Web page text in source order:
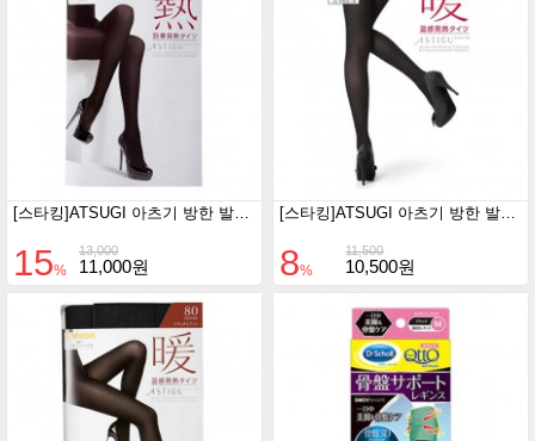
[스타킹]ATSUGI 아츠기 방한 발열 타이즈 熱（열）180D (M-L/블랙)
13,000
15% 11,000원
[스타킹]ATSUGI 아츠기 방한 발열 타이즈 暖（난）110D (M-L/블랙)
11,500
8% 10,500원